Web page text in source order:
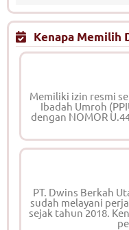
Kenapa Memilih
Memiliki izin resmi
Ibadah Umroh
dengan NOMOR
PT. Dwins Berkah
sudah melayani
sejak tahun 2018.